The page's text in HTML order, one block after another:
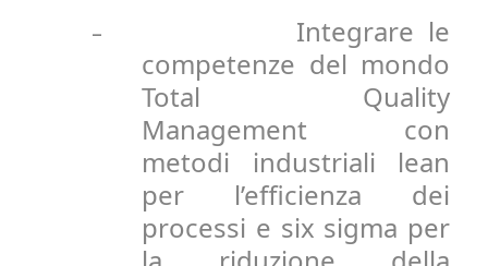
-
Integrare le
competenze del mondo
Total Quality
Management con
metodi industriali lean
per l’efficienza dei
processi e six sigma per